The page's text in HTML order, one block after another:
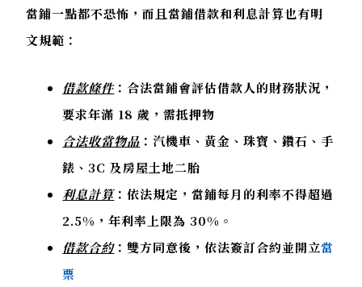
當鋪一點都不恐怖，而且當鋪借款和利息計算也有明
文規範：
借款條件：合法當鋪會評估借款人的財務狀況，
要求年滿 18 歲，需抵押物
合法收當物品 ：汽機車、黃金、珠寶、鑽石、手
錶、3C 及房屋土地二胎
利息計算：依法規定，當鋪每月的利率不得超過
2.5%，年利率上限為 30%。
借款合約：雙方同意後，依法簽訂合約並開立當
票